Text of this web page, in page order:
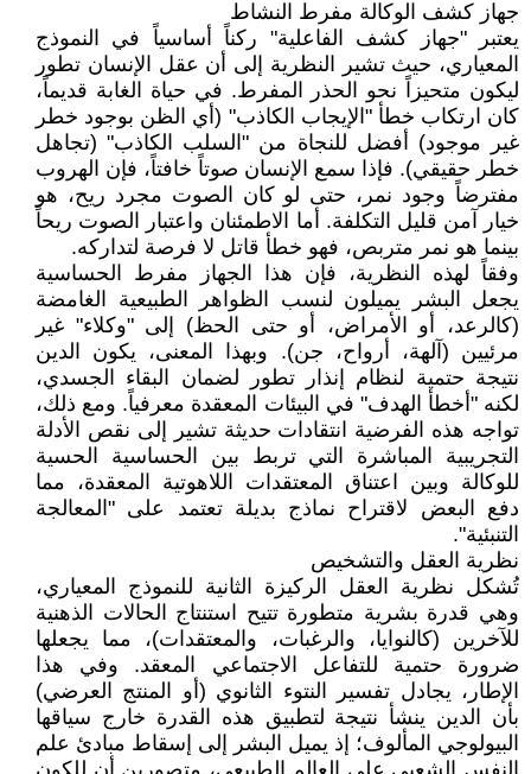
جهاز كشف الوكالة مفرط النشاط
يعتبر "جهاز كشف الفاعلية" ركناً أساسياً في النموذج
المعياري، حيث تشير النظرية إلى أن عقل الإنسان تطور
ليكون متحيزاً نحو الحذر المفرط. في حياة الغابة قديماً،
كان ارتكاب خطأ "الإيجاب الكاذب" (أي الظن بوجود خطر
غير موجود) أفضل للنجاة من "السلب الكاذب" (تجاهل
خطر حقيقي). فإذا سمع الإنسان صوتاً خافتاً، فإن الهروب
مفترضاً وجود نمر، حتى لو كان الصوت مجرد ريح، هو
خيار آمن قليل التكلفة. أما الاطمئنان واعتبار الصوت ريحاً
بينما هو نمر متربص، فهو خطأ قاتل لا فرصة لتداركه.
وفقاً لهذه النظرية، فإن هذا الجهاز مفرط الحساسية
يجعل البشر يميلون لنسب الظواهر الطبيعية الغامضة
(كالرعد، أو الأمراض، أو حتى الحظ) إلى "وكلاء" غير
مرئيين (آلهة، أرواح، جن). وبهذا المعنى، يكون الدين
نتيجة حتمية لنظام إنذار تطور لضمان البقاء الجسدي،
لكنه "أخطأ الهدف" في البيئات المعقدة معرفياً. ومع ذلك،
تواجه هذه الفرضية انتقادات حديثة تشير إلى نقص الأدلة
التجريبية المباشرة التي تربط بين الحساسية الحسية
للوكالة وبين اعتناق المعتقدات اللاهوتية المعقدة، مما
دفع البعض لاقتراح نماذج بديلة تعتمد على "المعالجة
التنبئية".
نظرية العقل والتشخيص
تُشكل نظرية العقل الركيزة الثانية للنموذج المعياري،
وهي قدرة بشرية متطورة تتيح استنتاج الحالات الذهنية
للآخرين (كالنوايا، والرغبات، والمعتقدات)، مما يجعلها
ضرورة حتمية للتفاعل الاجتماعي المعقد. وفي هذا
الإطار، يجادل تفسير النتوء الثانوي (أو المنتج العرضي)
بأن الدين ينشأ نتيجة لتطبيق هذه القدرة خارج سياقها
البيولوجي المألوف؛ إذ يميل البشر إلى إسقاط مبادئ علم